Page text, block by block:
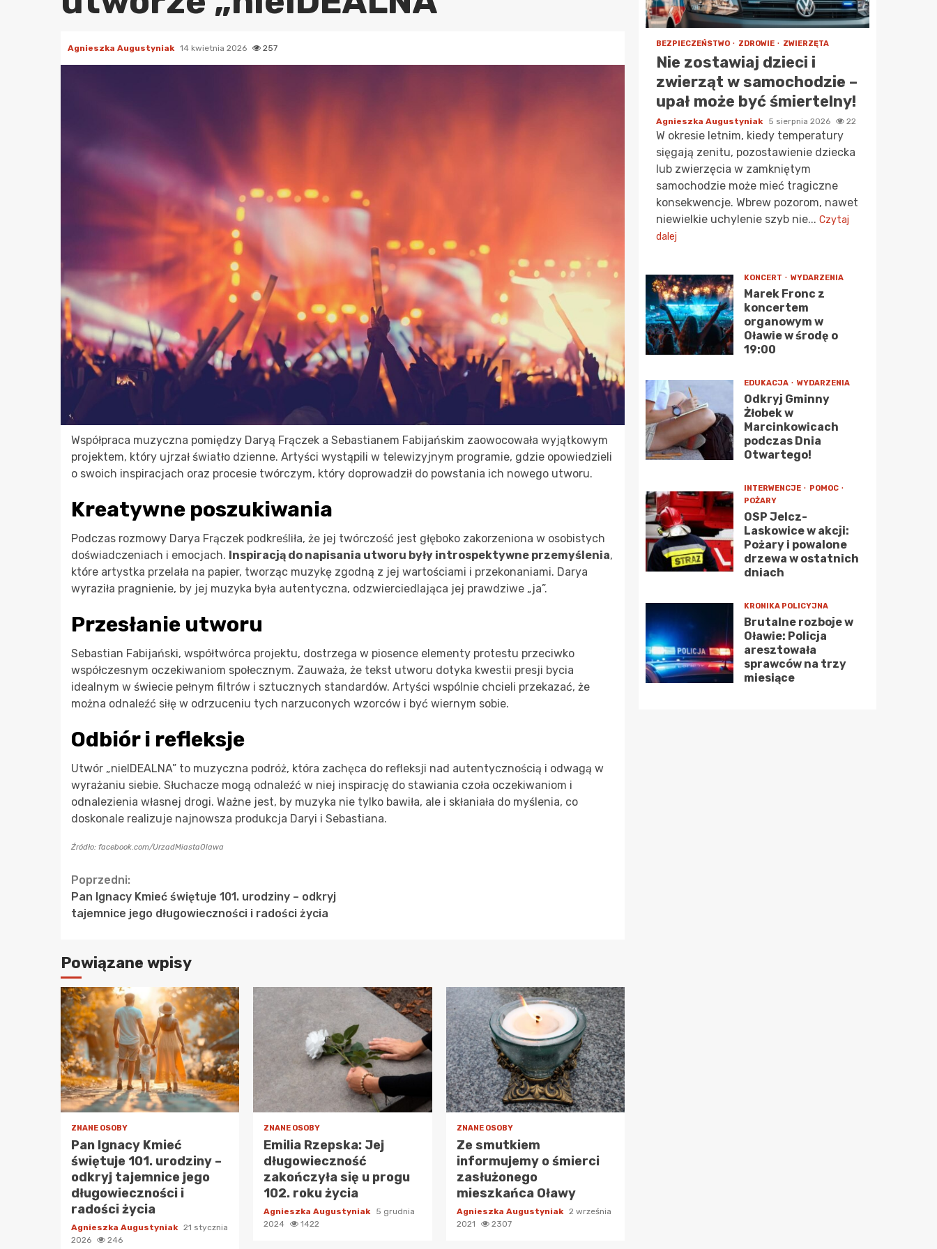
Agnieszka Augustyniak 14 kwietnia 2026 257
Współpraca muzyczna pomiędzy Daryą Frączek a Sebastianem Fabijańskim zaowocowała wyjątkowym
projektem, który ujrzał światło dzienne. Artyści wystąpili w telewizyjnym programie, gdzie opowiedzieli
o swoich inspiracjach oraz procesie twórczym, który doprowadził do powstania ich nowego utworu.
Kreatywne poszukiwania
Podczas rozmowy Darya Frączek podkreśliła, że jej twórczość jest głęboko zakorzeniona w osobistych
doświadczeniach i emocjach. Inspiracją do napisania utworu były introspektywne przemyślenia,
które artystka przelała na papier, tworząc muzykę zgodną z jej wartościami i przekonaniami. Darya
wyraziła pragnienie, by jej muzyka była autentyczna, odzwierciedlająca jej prawdziwe „ja”.
Przesłanie utworu
Sebastian Fabijański, współtwórca projektu, dostrzega w piosence elementy protestu przeciwko
współczesnym oczekiwaniom społecznym. Zauważa, że tekst utworu dotyka kwestii presji bycia
idealnym w świecie pełnym filtrów i sztucznych standardów. Artyści wspólnie chcieli przekazać, że
można odnaleźć siłę w odrzuceniu tych narzuconych wzorców i być wiernym sobie.
Odbiór i refleksje
Utwór „nieIDEALNA” to muzyczna podróż, która zachęca do refleksji nad autentycznością i odwagą w
wyrażaniu siebie. Słuchacze mogą odnaleźć w niej inspirację do stawiania czoła oczekiwaniom i
odnalezienia własnej drogi. Ważne jest, by muzyka nie tylko bawiła, ale i skłaniała do myślenia, co
doskonale realizuje najnowsza produkcja Daryi i Sebastiana.
Źródło: facebook.com/UrzadMiastaOlawa
Continue
Reading
Poprzedni:
Pan Ignacy Kmieć świętuje 101. urodziny – odkryj
tajemnice jego długowieczności i radości życia
Powiązane wpisy
ZNANE OSOBY
Pan Ignacy Kmieć
świętuje 101. urodziny –
odkryj tajemnice jego
długowieczności i
radości życia
Agnieszka Augustyniak 21 stycznia
2026
246
ZNANE OSOBY
Emilia Rzepska: Jej
długowieczność
zakończyła się u progu
102. roku życia
Agnieszka Augustyniak 5 grudnia
2024
1422
ZNANE OSOBY
Ze smutkiem
informujemy o śmierci
zasłużonego
mieszkańca Oławy
Agnieszka Augustyniak 2 września
2021
2307
BEZPIECZEŃSTWO ZDROWIE ZWIERZĘTA
Nie zostawiaj dzieci i
zwierząt w samochodzie –
upał może być śmiertelny!
Agnieszka Augustyniak 5 sierpnia 2026 22
W okresie letnim, kiedy temperatury
sięgają zenitu, pozostawienie dziecka
lub zwierzęcia w zamkniętym
samochodzie może mieć tragiczne
konsekwencje. Wbrew pozorom, nawet
niewielkie uchylenie szyb nie... Czytaj
dalej
KONCERT WYDARZENIA
Marek Fronc z
koncertem
organowym w
Oławie w środę o
19:00
EDUKACJA WYDARZENIA
Odkryj Gminny
Żłobek w
Marcinkowicach
podczas Dnia
Otwartego!
INTERWENCJE
POMOC
POŻARY
OSP Jelcz-
Laskowice w akcji:
Pożary i powalone
drzewa w ostatnich
dniach
KRONIKA POLICYJNA
Brutalne rozboje w
Oławie: Policja
aresztowała
sprawców na trzy
miesiące